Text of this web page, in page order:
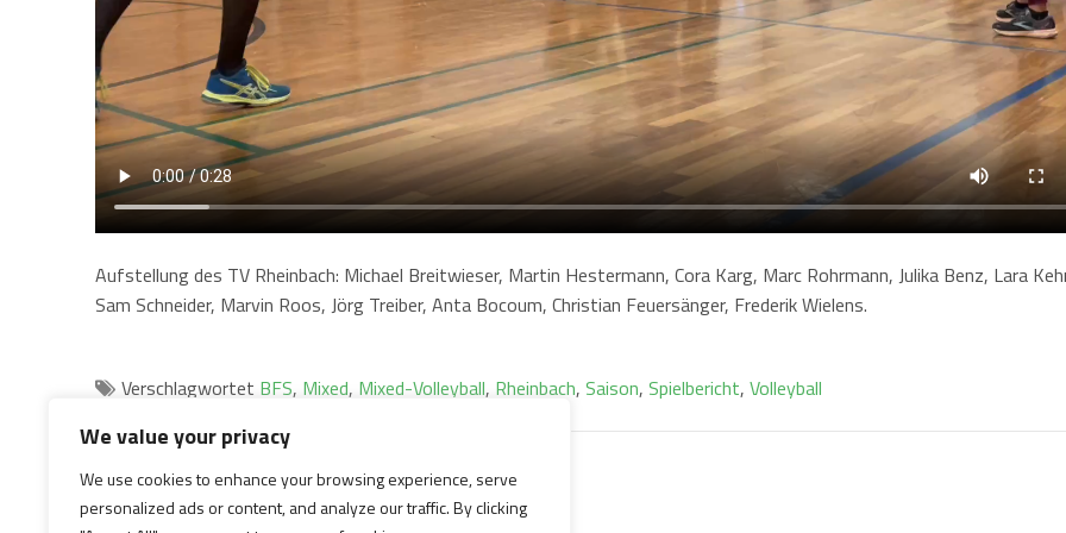
We value your privacy
We use cookies to enhance your browsing experience, serve
personalized ads or content, and analyze our traffic. By clicking
Aufstellung des TV Rheinbach: Michael Breitwieser, Martin Hestermann, Cora Karg, Marc Rohrmann, Julika Benz, Lara
Sam Schneider, Marvin Roos, Jörg Treiber, Anta Bocoum, Christian Feuersänger, Frederik Wielens.
Verschlagwortet BFS, Mixed, Mixed-Volleyball, Rheinbach, Saison, Spielbericht, Volleyball
Beitragsnavigation
Vorheriger
Beitrag:
TV Rheinbach Damen vs. Bonn(e) Chance:
Herausfordernder Start in der Bezirksliga